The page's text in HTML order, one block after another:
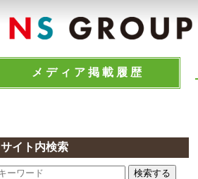
メディア掲載履歴
サイト内検索
検索する